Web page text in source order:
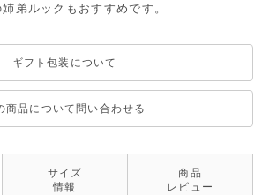
弟ルックもおすすめです。
ギフト包装について
商品について問い合わせる
サイズ
情報
商品
レビュー